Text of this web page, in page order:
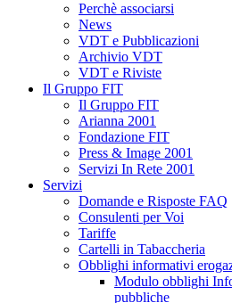
Perchè associarsi
News
VDT e Pubblicazioni
Archivio VDT
VDT e Riviste
Il Gruppo FIT
Il Gruppo FIT
Arianna 2001
Fondazione FIT
Press & Image 2001
Servizi In Rete 2001
Servizi
Domande e Risposte FAQ
Consulenti per Voi
Tariffe
Cartelli in Tabaccheria
Obblighi informativi
Modulo obblighi
pubbliche